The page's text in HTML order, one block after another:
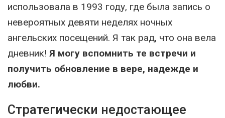
использовала в 1993 году, где была запись о
невероятных девяти неделях ночных
ангельских посещений. Я так рад, что она вела
дневник! Я могу вспомнить те встречи и
получить обновление в вере, надежде и
любви.
Стратегически недостающее